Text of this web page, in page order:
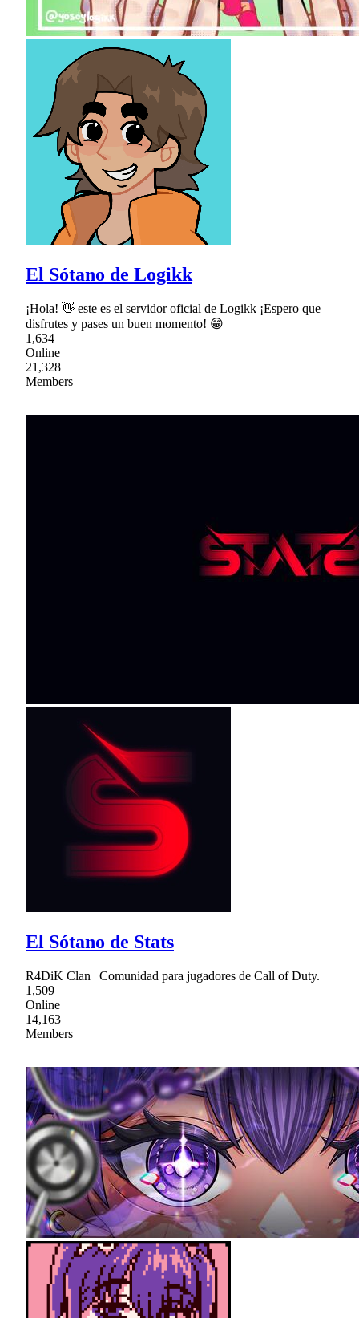
El Sótano de Logikk
¡Hola! 👋 este es el servidor oficial de Logikk ¡Espero que
disfrutes y pases un buen momento! 😁
1,634
Online
21,328
Members
El Sótano de Stats
R4DiK Clan | Comunidad para jugadores de Call of Duty.
1,509
Online
14,163
Members